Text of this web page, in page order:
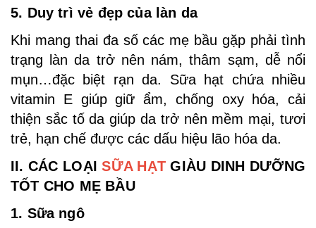
5. Duy trì vẻ đẹp của làn da
Khi mang thai đa số các mẹ bầu gặp phải tình
trạng làn da trở nên nám, thâm sạm, dễ nổi
mụn…đặc biệt rạn da. Sữa hạt chứa nhiều
vitamin E giúp giữ ẩm, chống oxy hóa, cải
thiện sắc tố da giúp da trở nên mềm mại, tươi
trẻ, hạn chế được các dấu hiệu lão hóa da.
II. CÁC LOẠISỮA HẠTGIÀU DINH DƯỠNG
TỐT CHO MẸ BẦU
1. Sữa ngô